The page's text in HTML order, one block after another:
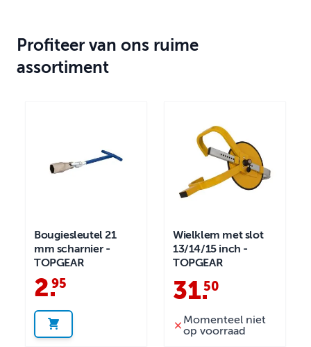
Profiteer van ons ruime
assortiment
Bougiesleutel 21
mm scharnier -
TOPGEAR
2.
95
Wielklem met slot
13/14/15 inch -
TOPGEAR
31.
50
Momenteel niet
op voorraad